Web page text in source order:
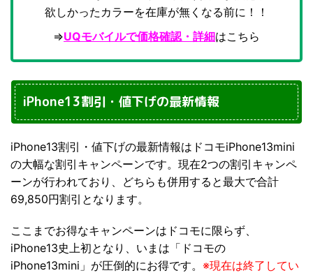
欲しかったカラーを在庫が無くなる前に！！
⇒UQモバイルで価格確認・詳細はこちら
iPhone13割引・値下げの最新情報
iPhone13割引・値下げの最新情報はドコモiPhone13mini
の大幅な割引キャンペーンです。現在2つの割引キャンペ
ーンが行われており、どちらも併用すると最大で合計
69,850円割引となります。
ここまでお得なキャンペーンはドコモに限らず、
iPhone13史上初となり、いまは「ドコモの
iPhone13mini」が圧倒的にお得です。 ※現在は終了してい